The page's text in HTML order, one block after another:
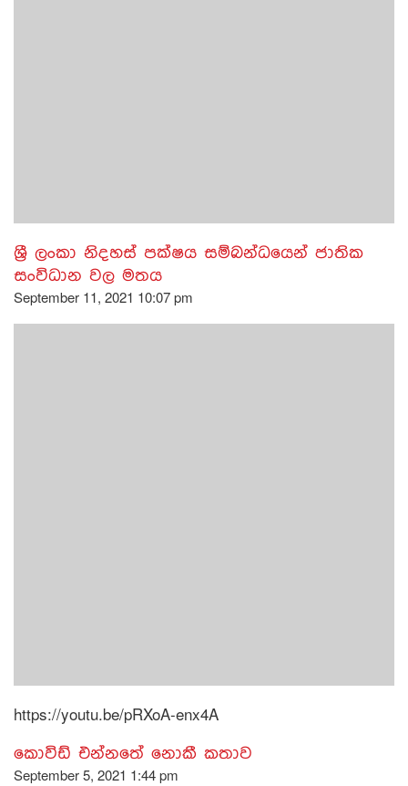
ශ්‍රී ලංකා නිදහස් පක්ෂය සම්බන්ධයෙන් ජාතික
සංවිධාන වල මතය
September 11, 2021 10:07 pm
https://youtu.be/pRXoA-enx4A
කොවිඩ් එන්නතේ නොකී කතාව
September 5, 2021 1:44 pm